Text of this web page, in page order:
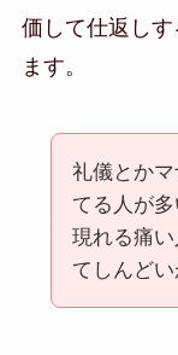
価して仕返し
ます。
礼儀とか
てる人が
現れる痛
てしんどい